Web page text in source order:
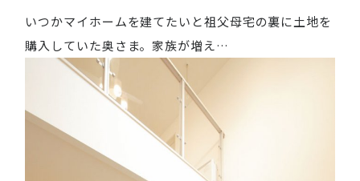
いつかマイホームを建てたいと祖父母宅の裏に土地を
購入していた奥さま。家族が増え…